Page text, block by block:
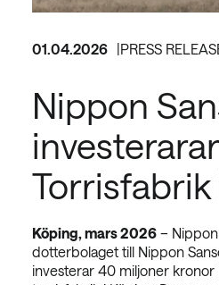
01.04.2026 PRESS
Nippon
Torrisfabrik
Köping, mars 2026– Nippon
dotterbolaget till Nippon
investerar 40 miljoner